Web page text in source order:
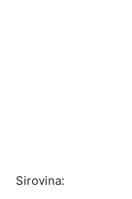
Sirovina: